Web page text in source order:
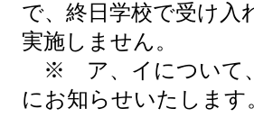
で、終日学校で受け入
実施しません。
※ ア、イについて、
にお知らせいたします